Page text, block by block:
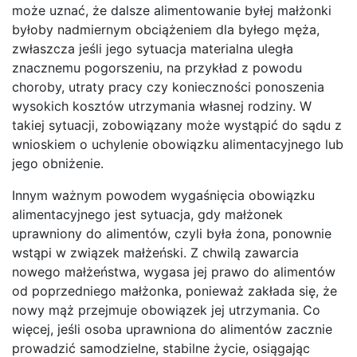
może uznać, że dalsze alimentowanie byłej małżonki
byłoby nadmiernym obciążeniem dla byłego męża,
zwłaszcza jeśli jego sytuacja materialna uległa
znacznemu pogorszeniu, na przykład z powodu
choroby, utraty pracy czy konieczności ponoszenia
wysokich kosztów utrzymania własnej rodziny. W
takiej sytuacji, zobowiązany może wystąpić do sądu z
wnioskiem o uchylenie obowiązku alimentacyjnego lub
jego obniżenie.
Innym ważnym powodem wygaśnięcia obowiązku
alimentacyjnego jest sytuacja, gdy małżonek
uprawniony do alimentów, czyli była żona, ponownie
wstąpi w związek małżeński. Z chwilą zawarcia
nowego małżeństwa, wygasa jej prawo do alimentów
od poprzedniego małżonka, ponieważ zakłada się, że
nowy mąż przejmuje obowiązek jej utrzymania. Co
więcej, jeśli osoba uprawniona do alimentów zacznie
prowadzić samodzielne, stabilne życie, osiągając